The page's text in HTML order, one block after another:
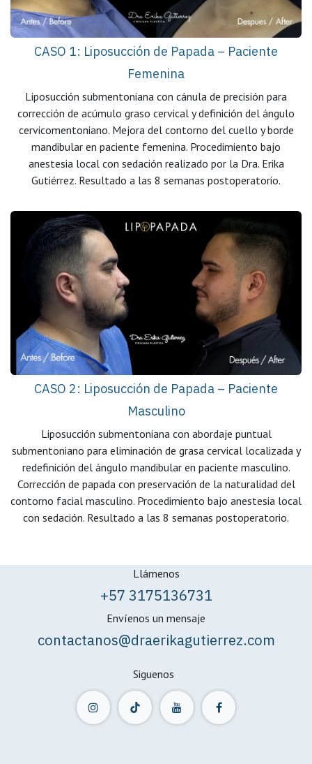
CASO 1: Liposucción de Papada – Paciente
Femenina
Liposucción submentoniana con cánula de precisión para
corrección de acúmulo graso cervical y definición del ángulo
cervicomentoniano. Mejora del contorno del cuello y borde
mandibular en paciente femenina. Procedimiento bajo
anestesia local con sedación realizado por la Dra. Erika
Gutiérrez. Resultado a las 8 semanas postoperatorio.
CASO 2: Liposucción de Papada – Paciente
Masculino
Liposucción submentoniana con abordaje puntual
submentoniano para eliminación de grasa cervical localizada y
redefinición del ángulo mandibular en paciente masculino.
Corrección de papada con preservación de la naturalidad del
contorno facial masculino. Procedimiento bajo anestesia local
con sedación. Resultado a las 8 semanas postoperatorio.
Llámenos
+57 3175136731
Envíenos un mensaje
contactanos@draerikagutierrez.com
Siguenos